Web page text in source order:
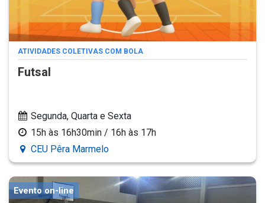
ATIVIDADES COLETIVAS COM BOLA
Futsal
Segunda, Quarta e Sexta
15h às 16h30min / 16h às 17h
CEU Pêra Marmelo
Evento on-line